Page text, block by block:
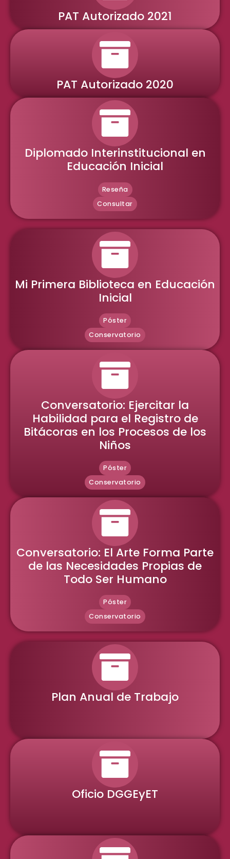
PAT Autorizado 2021
PAT Autorizado 2020
Diplomado Interinstitucional en
Educación Inicial
Reseña
Consultar
Mi Primera Biblioteca en Educación
Inicial
Póster
Conservatorio
Conversatorio: Ejercitar la
Habilidad para el Registro de
Bitácoras en los Procesos de los
Niños
Póster
Conservatorio
Conversatorio: El Arte Forma Parte
de las Necesidades Propias de
Todo Ser Humano
Póster
Conservatorio
Plan Anual de Trabajo
Oficio DGGEyET